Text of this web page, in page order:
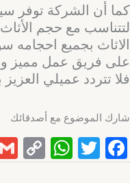
كما أن الشركة توفر
لتتناسب مع حجم
الاثاث بجميع احجامه
على فريق عمل مميز
فلا تتردد عميلي العزيز
شارك الموضوع مع أصدقائك
F
a
T
w
W
h
C
o